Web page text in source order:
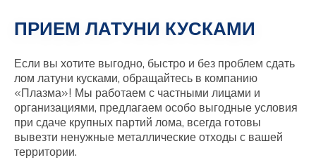
ПРИЕМ ЛАТУНИ КУСКАМИ
Если вы хотите выгодно, быстро и без проблем сдать
лом латуни кусками, обращайтесь в компанию
«Плазма»! Мы работаем с частными лицами и
организациями, предлагаем особо выгодные условия
при сдаче крупных партий лома, всегда готовы
вывезти ненужные металлические отходы с вашей
территории.